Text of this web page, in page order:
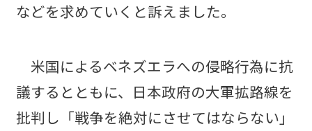
などを求めていくと訴えました。
米国によるベネズエラへの侵略行為に抗
議するとともに、日本政府の大軍拡路線を
批判し「戦争を絶対にさせてはならない」